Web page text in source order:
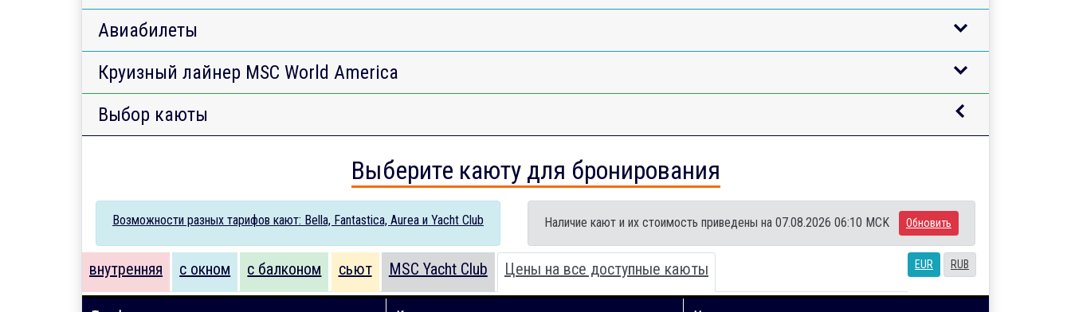
Авиабилеты
Круизный лайнер MSC World America
Выбор каюты
Выберите каюту для бронирования
Возможности разных тарифов кают: Bella, Fantastica, Aurea и Yacht Club Наличие кают и их стоимость приведены на 07.08.2026 06:10 MCK Обновить
EUR RUB
внутренняя с окном с балконом сьют MSC Yacht Club Цены на все доступные каюты